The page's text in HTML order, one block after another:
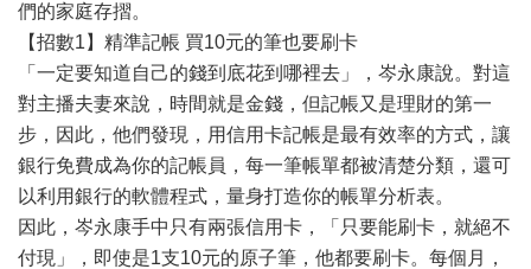
們的家庭存摺。
【招數1】精準記帳 買10元的筆也要刷卡
「一定要知道自己的錢到底花到哪裡去」，岑永康說。對這
對主播夫妻來說，時間就是金錢，但記帳又是理財的第一
步，因此，他們發現，用信用卡記帳是最有效率的方式，讓
銀行免費成為你的記帳員，每一筆帳單都被清楚分類，還可
以利用銀行的軟體程式，量身打造你的帳單分析表。
因此，岑永康手中只有兩張信用卡，「只要能刷卡，就絕不
付現」，即使是1支10元的原子筆，他都要刷卡。每個月，